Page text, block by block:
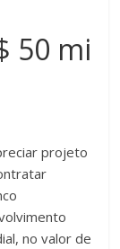
50 mi
projeto
no valor de